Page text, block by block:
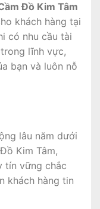
Đồ Kim Tâm
khách hàng tại
có nhu cầu tài
lĩnh vực,
bạn và luôn nỗ
lâu năm dưới
Kim Tâm,
tín vững chắc
khách hàng tin